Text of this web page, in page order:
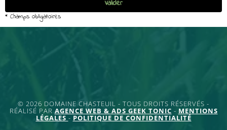
© 2026 DOMAINE CHASTEUIL - TOUS DROITS RÉSERVÉS -
RÉALISÉ PAR AGENCE WEB & ADS GEEK TONIC - MENTIONS
LÉGALES - POLITIQUE DE CONFIDENTIALITÉ